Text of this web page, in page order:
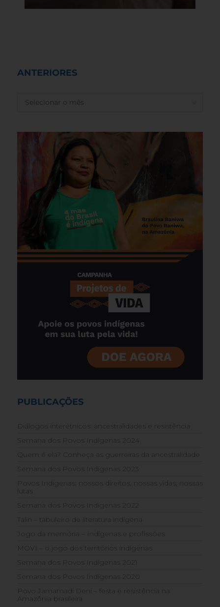
ANTERIORES
PUBLICAÇÕES
Diálogos interétnicos: ancestralidades e resistência
Semana dos Povos Indígenas 2024
Quem é ela? Conheça as guerreiras da ancestralidade
Semana dos Povos Indígenas 2023
Povos Indígenas: nossos direitos, nossas vidas, nossas
lutas
Semana dos Povos Indígenas 2022
Talin – tabuleiro de literatura indígena
Jogo da memória – Indígenas e profissões
MOVÍ – o jogo dos territórios indígenas
Semana dos Povos Indígenas 2021
Semana dos Povos Indígenas 2020
Povo Jamamadi Deni – festa e resistência na
Amazônia brasileira